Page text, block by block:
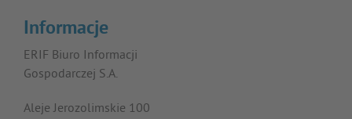
Informacje
ERIF Biuro Informacji
Gospodarczej S.A.
Aleje Jerozolimskie 100